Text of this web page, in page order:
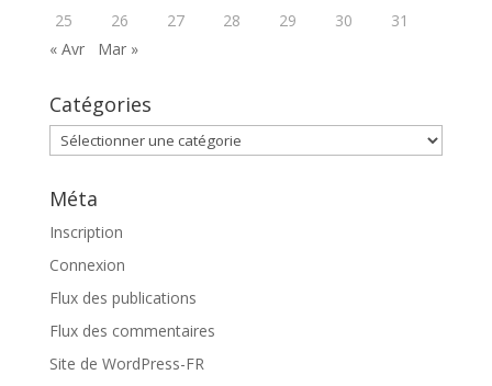
25
26 27 28 29 30
31
« Avr
Mar »
Catégories
Catégories
Méta
Inscription
Connexion
Flux des publications
Flux des commentaires
Site de WordPress-FR